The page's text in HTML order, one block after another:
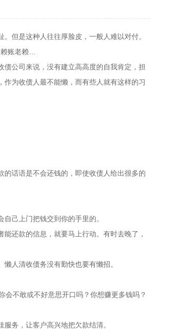
但是这种人往往厚脸皮，一般人难以对付。
账老赖…
公司来说，没有建立高高度的自我肯定，担
作为收债人最不能懒，而有些人就有这样的习
话语是不会还钱的，即使收债人给出很多的
己上门把钱交到你的手里的。
还款的信息，就要马上行动。有时去晚了，
人清收债务没有勤快也要有懒招。
不敢或不好意思开口吗？你想赚更多钱吗？
务，让客户高兴地把欠款结清。